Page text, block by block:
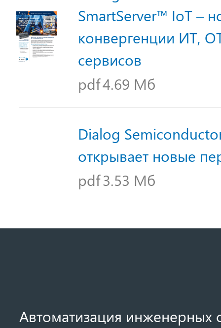
SmartServer™ IoT –
конвергенции ИТ,
сервисов
pdf4.69 Мб
Dialog
открывает новые
pdf3.53 Мб
Автоматизация инженерных